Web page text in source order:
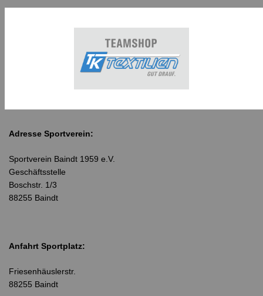
Adresse Sportverein:
Sportverein Baindt 1959 e.V.
Geschäftsstelle
Boschstr. 1/3
88255 Baindt
Anfahrt Sportplatz:
Friesenhäuslerstr.
88255 Baindt